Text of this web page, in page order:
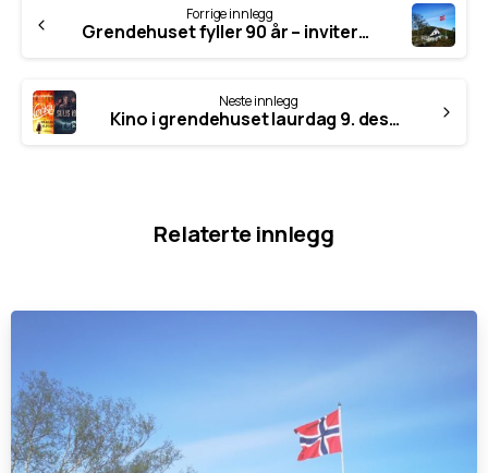
lese
Forrige innlegg
Grendehuset fyller 90 år – inviterer til jubileumsfest
Neste innlegg
Kino i grendehuset laurdag 9. desember
Relaterte innlegg